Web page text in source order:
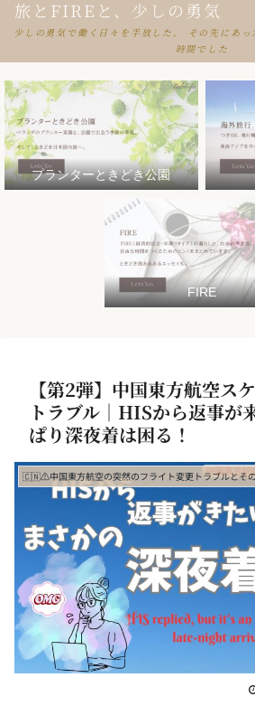
旅とFIREと、少しの勇気
少しの勇気で働く日々を手放した。 その先にあ
時間でした
プランターときどき公園
FIRE
【第2弾】中国東方航空ス
トラブル｜HISから返事が
ぱり深夜着は困る！